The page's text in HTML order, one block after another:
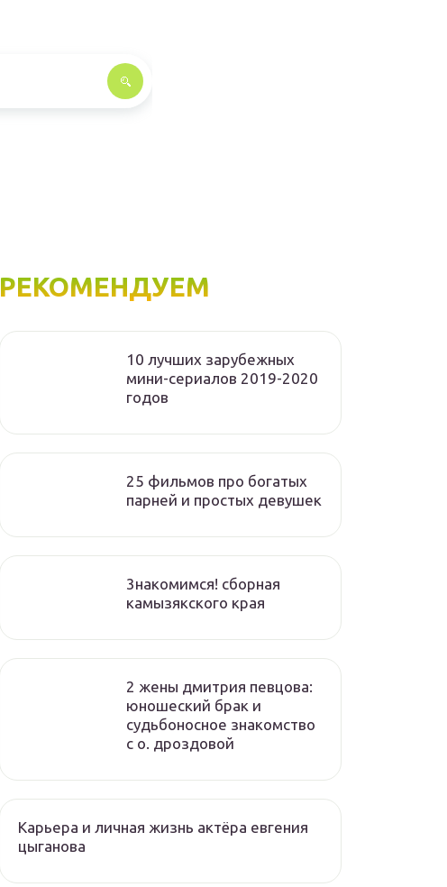
РЕКОМЕНДУЕМ
10 лучших зарубежных
мини-сериалов 2019-2020
годов
25 фильмов про богатых
парней и простых девушек
3накомимся! сборная
камызякского края
2 жены дмитрия певцова:
юношеский брак и
судьбоносное знакомство
с о. дроздовой
Карьера и личная жизнь актёра евгения
цыганова